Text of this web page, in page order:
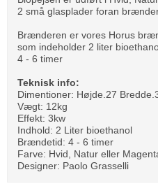
2 små glasplader foran
Brænderen er vores Horus
som indeholder 2 liter
4 - 6 timer
Teknisk info:
Dimentioner: Højde.27
Vægt: 12kg
Effekt: 3kw
Indhold: 2 Liter bioethanol
Brændetid: 4 - 6 timer
Farve: Hvid, Natur eller
Designer: Paolo Grasselli